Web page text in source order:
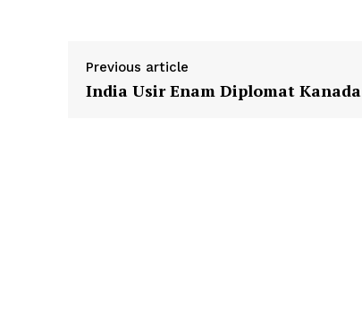
Previous article
India Usir Enam Diplomat Kanada